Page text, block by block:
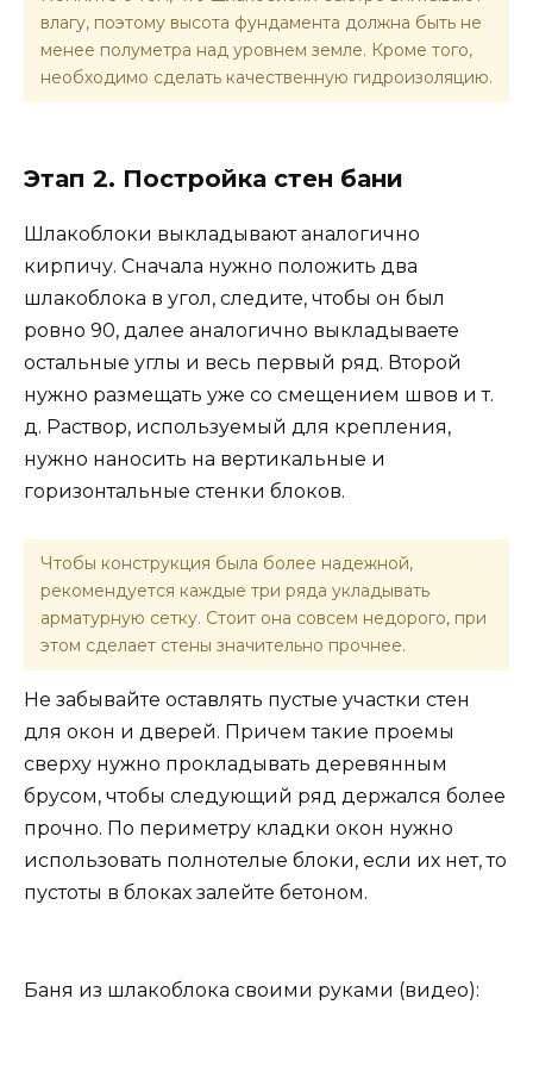
влагу, поэтому высота фундамента должна быть не
менее полуметра над уровнем земле. Кроме того,
необходимо сделать качественную гидроизоляцию.
Этап 2. Постройка стен бани
Шлакоблоки выкладывают аналогично
кирпичу. Сначала нужно положить два
шлакоблока в угол, следите, чтобы он был
ровно 90, далее аналогично выкладываете
остальные углы и весь первый ряд. Второй
нужно размещать уже со смещением швов и т.
д. Раствор, используемый для крепления,
нужно наносить на вертикальные и
горизонтальные стенки блоков.
Чтобы конструкция была более надежной,
рекомендуется каждые три ряда укладывать
арматурную сетку. Стоит она совсем недорого, при
этом сделает стены значительно прочнее.
Не забывайте оставлять пустые участки стен
для окон и дверей. Причем такие проемы
сверху нужно прокладывать деревянным
брусом, чтобы следующий ряд держался более
прочно. По периметру кладки окон нужно
использовать полнотелые блоки, если их нет, то
пустоты в блоках залейте бетоном.
Баня из шлакоблока своими руками (видео):